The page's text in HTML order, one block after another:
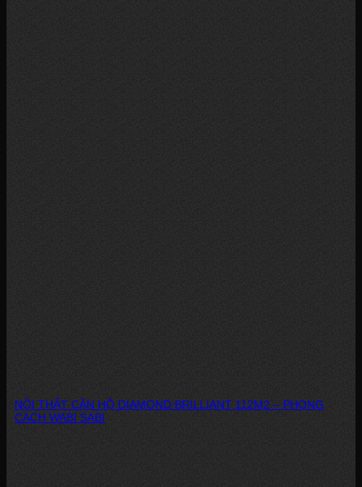
NỘI THẤT CĂN HỘ DIAMOND BRILLIANT 112M2 – PHONG
CÁCH WABI SABI